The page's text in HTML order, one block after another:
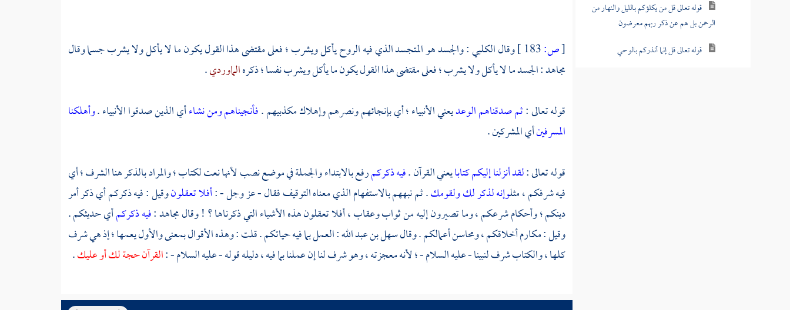
قوله تعالى قل من يكلؤكم بالليل والنهار من
الرحمن بل هم عن ذكر ربهم معرضون
قوله تعالى قل إنما أنذركم بالوحي
[ص: وقالالكلبي: والجسد هو المتجسد الذي فيه الروح يأكل ويشرب ؛ فعلى مقتضى هذا القول يكون ما لا يأكل ولا يشرب جسما وقال
مجاهد: الجسد ما لا يأكل ولا يشرب ؛ فعلى مقتضى هذا القول يكون ما يأكل ويشرب نفسا ؛ ذكرهالماوردي.
قوله تعالى :ثم صدقناهم الوعديعني الأنبياء ؛ أي بإنجائهم ونصرهم وإهلاك مكذبيهم .فأنجيناهم ومن نشاءأي الذين صدقوا الأنبياء .وأهلكنا
المسرفينأي المشركين .
قوله تعالى :لقد أنزلنا إليكم كتابايعني القرآن .فيه ذكركمرفع بالابتداء والجملة في موضع نصب لأنها نعت لكتاب ؛ والمراد بالذكر هنا الشرف ؛ أي
فيه شرفكم ، مثلوإنه لذكر لك ولقومك. ثم نبههم بالاستفهام الذي معناه التوقيف فقال - عز وجل - :أفلا تعقلونوقيل : فيه ذكركم أي ذكر أمر
دينكم ؛ وأحكام شرعكم ، وما تصيرون إليه من ثواب وعقاب ، أفلا تعقلون هذه الأشياء التي ذكرناها ؟ ! وقالمجاهد:فيه ذكركمأي حديثكم .
وقيل : مكارم أخلاقكم ، ومحاسن أعمالكم . وقالسهل بن عبد الله: العمل بما فيه حياتكم . قلت : وهذه الأقوال بمعنى والأول يعمها ؛ إذ هي شرف
كلها ، والكتاب شرف لنبينا - عليه السلام - ؛ لأنه معجزته ، وهو شرف لنا إن عملنا بما فيه ، دليله قوله - عليه السلام - :القرآن حجة لك أو عليك.